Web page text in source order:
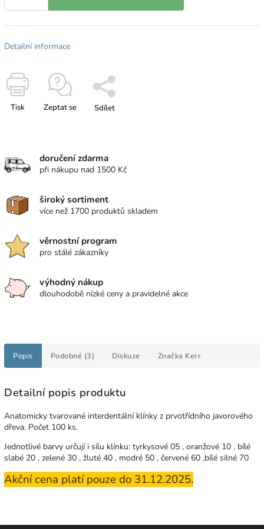
Detailní informace
Tisk Zeptat se Sdílet
doručení zdarma
při nákupu nad 1500 Kč
široký sortiment
více než 1700 produktů skladem
věrnostní program
pro stálé zákazníky
výhodný nákup
dlouhodobě nízké ceny a pravidelné akce
Popis Podobné (3) Diskuze Značka Kerr
Detailní popis produktu
Anatomicky tvarované interdentální klínky z prvotřídního javorového
dřeva. Počet 100 ks.
Jednotlivé barvy určují i sílu klínku: tyrkysové 05 , oranžové 10 , bílé
slabé 20 , zelené 30 , žluté 40 , modré 50 , červené 60 ,bílé silné 70
Akční cena platí pouze do 31.12.2025.